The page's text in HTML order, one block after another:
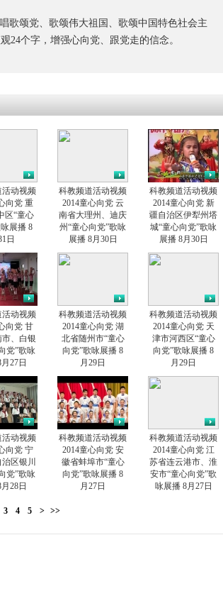
歌颂党、歌颂伟大祖国、歌颂中国特色社会主
24个字，增强心向党、跟党走的信念。
活动视频
向党 重
区“童心
展播 8
日
科教频道活动视频
2014童心向党 云
南省大理州、迪庆
州“童心向党”歌咏
展播 8月30日
科教频道活动视频
2014童心向党 新
疆自治区伊犁州塔
城“童心向党”歌咏
展播 8月30日
活动视频
向党 甘
市、白银
党”歌咏
27日
科教频道活动视频
2014童心向党 湖
北省随州市“童心
向党”歌咏展播 8
月29日
科教频道活动视频
2014童心向党 天
津市河西区“童心
向党”歌咏展播 8
月29日
活动视频
向党 宁
区银川
党”歌咏
28日
科教频道活动视频
2014童心向党 安
徽省蚌埠市“童心
向党”歌咏展播 8
月27日
科教频道活动视频
2014童心向党 江
苏省连云港市、淮
安市“童心向党”歌
咏展播 8月27日
3 4 5 > >>